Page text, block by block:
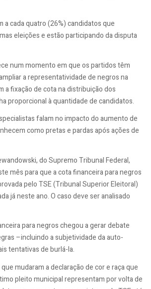
a cada quatro (26%) candidatos que
eleições e estão participando da disputa
num momento em que os partidos têm
a representatividade de negros na
a fixação de cota na distribuição dos
proporcional à quantidade de candidatos.
falam no impacto do aumento de
como pretas e pardas após ações de
do Supremo Tribunal Federal,
mês para que a cota financeira para negros
pelo TSE (Tribunal Superior Eleitoral)
já neste ano. O caso deve ser analisado
para negros chegou a gerar debate
–incluindo a subjetividade da auto-
tentativas de burlá-la.
mudaram a declaração de cor e raça que
pleito municipal representam por volta de